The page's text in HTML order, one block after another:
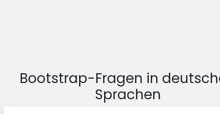
Bootstrap-Fragen in
Sprachen